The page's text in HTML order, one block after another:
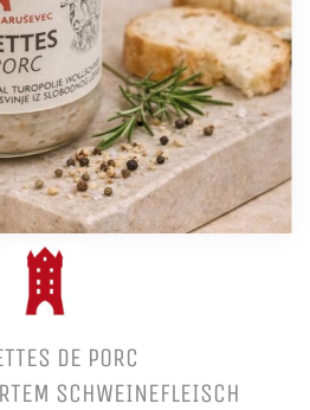
DE PORC
SCHWEINEFLEISCH